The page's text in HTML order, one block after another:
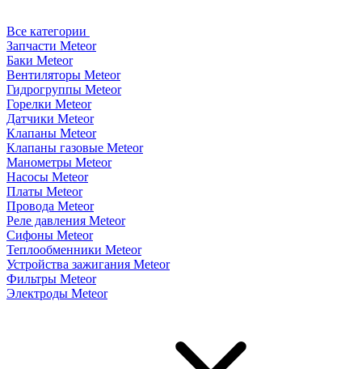
Все категории
Запчасти Meteor
Баки Meteor
Вентиляторы Meteor
Гидрогруппы Meteor
Горелки Meteor
Датчики Meteor
Клапаны Meteor
Клапаны газовые Meteor
Манометры Meteor
Насосы Meteor
Платы Meteor
Провода Meteor
Реле давления Meteor
Сифоны Meteor
Теплообменники Meteor
Устройства зажигания Meteor
Фильтры Meteor
Электроды Meteor